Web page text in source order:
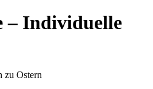
– Individuelle
zu Ostern